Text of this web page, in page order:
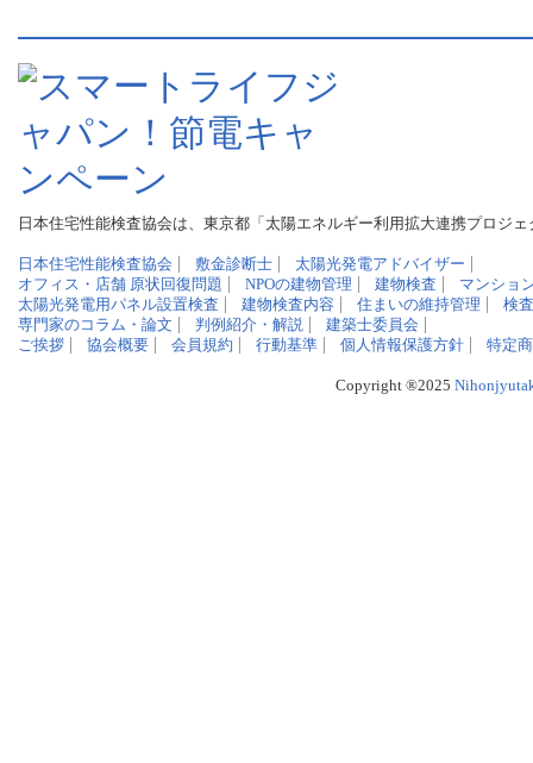
日本住宅性能検査協会は、東京都「太陽エネルギー利用拡大連携プロジ
日本住宅性能検査協会 敷金診断士
太陽光発電アドバイザー
オフィス・店舗 原状回復問題
NPOの建物管理 建物検査
マンショ
太陽光発電用パネル設置検査
建物検査内容 住まいの維持管理
検
専門家のコラム・論文
判例紹介・解説
建築士委員会
ご挨拶
協会概要 会員規約 行動基準 個人情報保護方針 特定
Copyright ®2025